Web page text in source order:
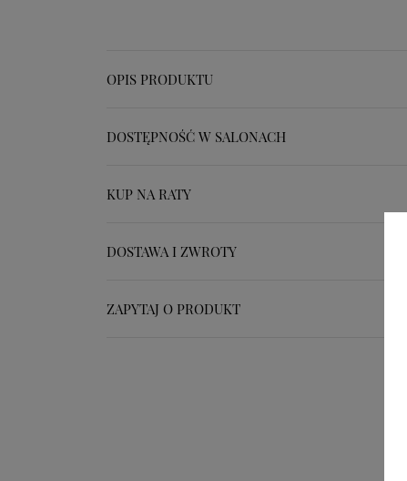
OPIS PRODUKTU
DOSTĘPNOŚĆ W SALONACH
KUP NA RATY
DOSTAWA I ZWROTY
ZAPYTAJ O PRODUKT